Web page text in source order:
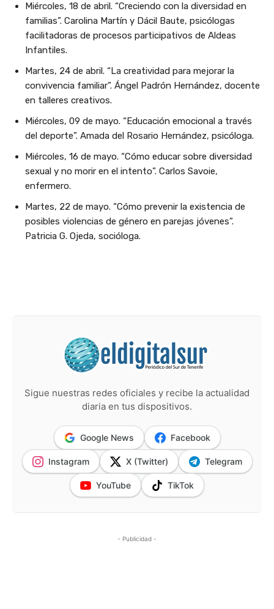
Miércoles, 18 de abril. “Creciendo con la diversidad en
familias”. Carolina Martín y Dácil Baute, psicólogas
facilitadoras de procesos participativos de Aldeas
Infantiles.
Martes, 24 de abril. “La creatividad para mejorar la
convivencia familiar”. Ángel Padrón Hernández, docente
en talleres creativos.
Miércoles, 09 de mayo. “Educación emocional a través
del deporte”. Amada del Rosario Hernández, psicóloga.
Miércoles, 16 de mayo. “Cómo educar sobre diversidad
sexual y no morir en el intento”. Carlos Savoie,
enfermero.
Martes, 22 de mayo. “Cómo prevenir la existencia de
posibles violencias de género en parejas jóvenes”.
Patricia G. Ojeda, socióloga.
Sigue nuestras redes oficiales y recibe la actualidad
diaria en tus dispositivos.
Google News Facebook
Instagram X (Twitter) Telegram
YouTube TikTok
- Publicidad -